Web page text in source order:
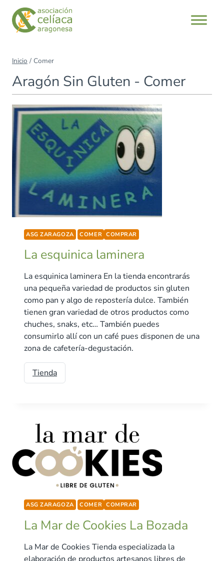
Saltar
contenido
Inicio / Comer
Aragón Sin Gluten - Comer
ASG ZARAGOZA COMER COMPRAR
La esquinica laminera
La esquinica laminera En la tienda encontrarás
una pequeña variedad de productos sin gluten
como pan y algo de repostería dulce. También
tienen gran variedad de otros productos como
chuches, snaks, etc… También puedes
consumirlo allí con un café pues disponen de una
zona de cafetería-degustación.
Tienda
ASG ZARAGOZA COMER COMPRAR
La Mar de Cookies La Bozada
La Mar de Cookies Tienda especializada la